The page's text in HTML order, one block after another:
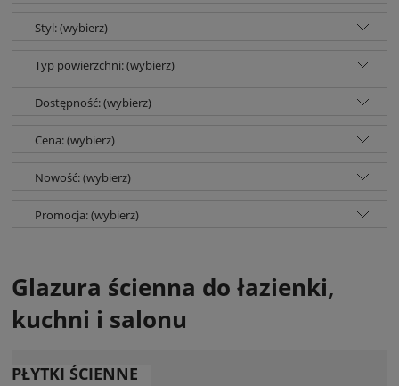
Styl: (wybierz)
Typ powierzchni: (wybierz)
Dostępność: (wybierz)
Cena: (wybierz)
Nowość: (wybierz)
Promocja: (wybierz)
Glazura ścienna do łazienki,
kuchni i salonu
PŁYTKI ŚCIENNE